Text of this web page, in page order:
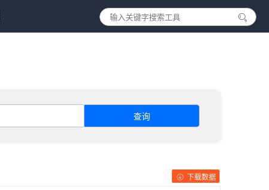
查询
下载数据